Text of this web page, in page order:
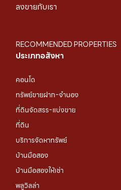
ลงขายกับเรา
RECOMMENDED PROPERTIES
ประเภทอสังหา
คอนโด
ทรัพย์ขายฝาก-จำนอง
ที่ดินจัดสรร-แบ่งขาย
ที่ดิน
บริการจัดหาทรัพย์
บ้านมือสอง
บ้านมือสองให้เช่า
พลูวิลล่า